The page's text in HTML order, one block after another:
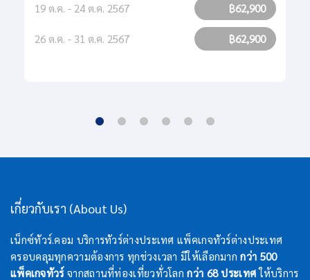
19 ต.ค. - 24 ต.ค. 2567 ฿62,900
26 ต.ค. - 31 ต.ค. 2567 ฿62,900
เกี่ยวกับเรา (About Us)
เน็กซ์ทัวร์.คอม บริการทัวร์ต่างประเทศ แพ็คเกจทัวร์ต่างประเทศ
ครอบคลุมทุกความต้องการ ทุกช่วงเวลา มีให้เลือกมากกว่า 500
แพ็คเกจทัวร์จากสถานที่ท่องเที่ยวทั่วโลกกว่า 68 ประเทศให้บริการ